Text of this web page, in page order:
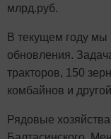
млрд.руб.
В текущем году
обновления.
тракторов, 150
комбайнов и
Рядовые